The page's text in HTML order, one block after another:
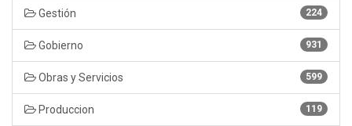
224
Gestión
931
Gobierno
599
Obras y Servicios
119
Produccion